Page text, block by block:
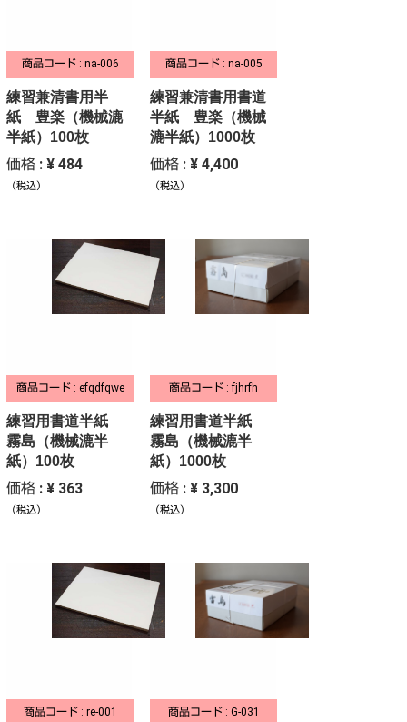
商品コード : na-006
練習兼清書用半
紙 豊楽（機械漉
半紙）100枚
価格 : ¥ 484
（税込）
商品コード : na-005
練習兼清書用書道
半紙 豊楽（機械
漉半紙）1000枚
価格 : ¥ 4,400
（税込）
商品コード : efqdfqwe
練習用書道半紙
霧島（機械漉半
紙）100枚
価格 : ¥ 363
（税込）
商品コード : fjhrfh
練習用書道半紙
霧島（機械漉半
紙）1000枚
価格 : ¥ 3,300
（税込）
商品コード : re-001 商品コード : G-031